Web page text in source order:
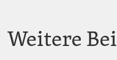
Weitere